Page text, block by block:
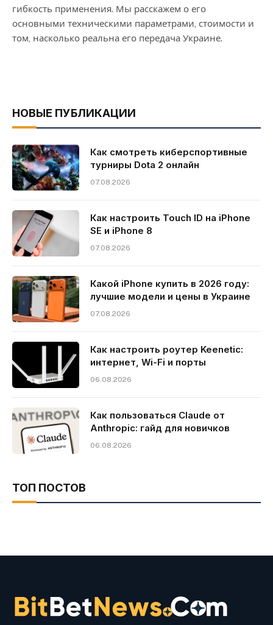
гибкость применения. Мы расскажем о его
основными техническими параметрами, стоимости и
том, насколько реальна его передача Украине.
НОВЫЕ ПУБЛИКАЦИИ
Как смотреть киберспортивные
турниры Dota 2 онлайн
07.08.2026
Как настроить Touch ID на iPhone
SE и iPhone 8
07.08.2026
Какой iPhone купить в 2026 году:
лучшие модели и цены в Украине
07.08.2026
Как настроить роутер Keenetic:
интернет, Wi-Fi и порты
06.08.2026
Как пользоваться Claude от
Anthropic: гайд для новичков
06.08.2026
ТОП ПОСТОВ